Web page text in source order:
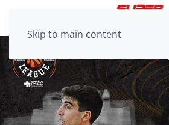
Skip to main content